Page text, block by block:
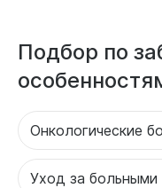
Подбор по
Онкологические
Уход за больными